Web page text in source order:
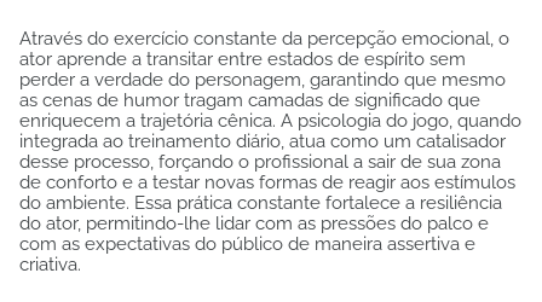
Através do exercício constante da percepção emocional, o
ator aprende a transitar entre estados de espírito sem
perder a verdade do personagem, garantindo que mesmo
as cenas de humor tragam camadas de significado que
enriquecem a trajetória cênica. A psicologia do jogo, quando
integrada ao treinamento diário, atua como um catalisador
desse processo, forçando o profissional a sair de sua zona
de conforto e a testar novas formas de reagir aos estímulos
do ambiente. Essa prática constante fortalece a resiliência
do ator, permitindo-lhe lidar com as pressões do palco e
com as expectativas do público de maneira assertiva e
criativa.